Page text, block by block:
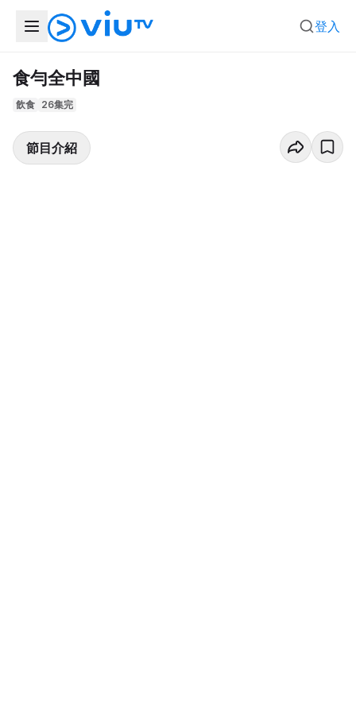
登入
食勻全中國
飲食 26集完
節目介紹